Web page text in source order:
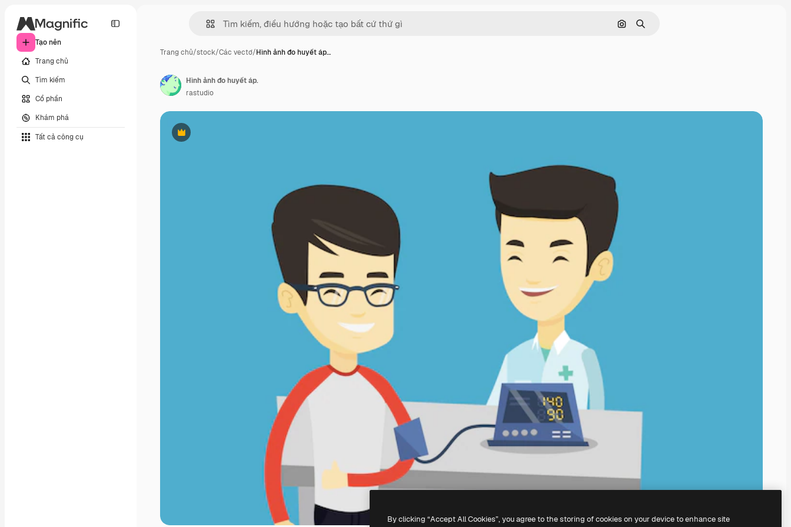
Tạo nên
Trang chủ
Tìm kiếm
Cổ phần
Khám phá
Tất cả công cụ
Tìm kiếm bằng hình ảnh
Tìm kiếm
Trang chủ/stock/Các vectơ/Hình ảnh đo huyết áp…
Phần thưởng
Hình ảnh đo huyết áp.
rastudio
By clicking “Accept All Cookies”, you agree to the storing of cookies on your device to enhance site